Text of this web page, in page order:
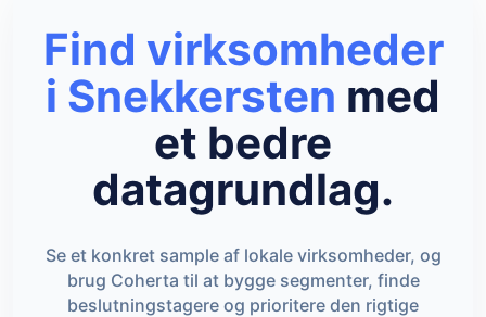
Find virksomheder
i Snekkersten med
et bedre
datagrundlag.
Se et konkret sample af lokale virksomheder, og
brug Coherta til at bygge segmenter, finde
beslutningstagere og prioritere den rigtige